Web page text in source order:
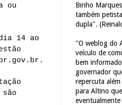
ou
14 ao
Binho
também
dupla".
"O weblog do
veículo de
bem
governador
repercuta
para Altino